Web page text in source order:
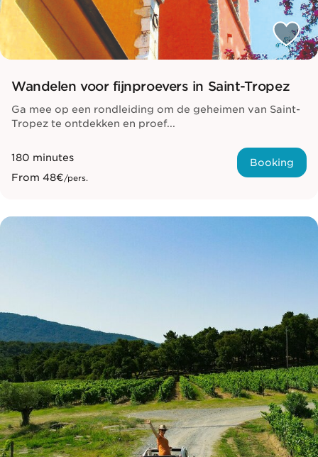
Wandelen voor fijnproevers in Saint-Tropez
Ga mee op een rondleiding om de geheimen van Saint-
Tropez te ontdekken en proef...
180 minutes
From 48€/pers.
Booking